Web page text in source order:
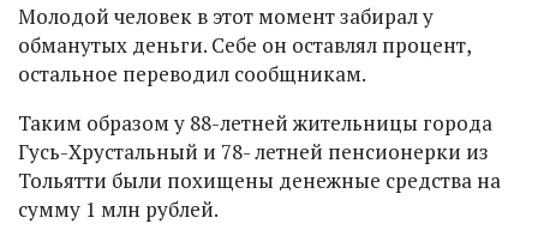
Молодой человек в этот момент забирал у
обманутых деньги. Себе он оставлял процент,
остальное переводил сообщникам.
Таким образом у 88-летней жительницы города
Гусь-Хрустальный и 78- летней пенсионерки из
Тольятти были похищены денежные средства на
сумму 1 млн рублей.